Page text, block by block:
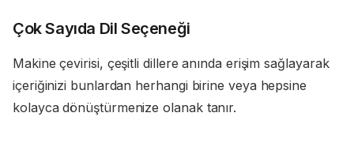
Çok Sayıda Dil Seçeneği
Makine çevirisi, çeşitli dillere anında erişim sağlayarak
içeriğinizi bunlardan herhangi birine veya hepsine
kolayca dönüştürmenize olanak tanır.